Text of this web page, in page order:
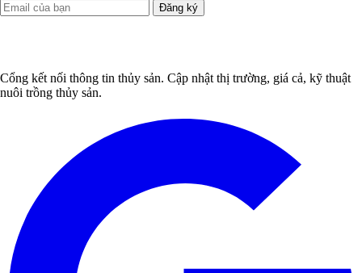
Đăng ký
Cổng kết nối thông tin thủy sản. Cập nhật thị trường, giá cả, kỹ thuật
nuôi trồng thủy sản.